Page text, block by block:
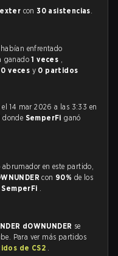
con30 asistencias.
habían enfrentado
ganado1 veces ,
0 veces y 0 partidos
el 14 mar 2026 a las 3:33 en
donde SemperFi ganó
en este partido,
con 90% de los
SemperFi .
dOWNUNDER se
Para ver más partidos
de CS2 .